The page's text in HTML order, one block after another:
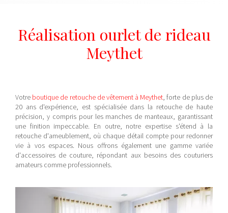
Réalisation ourlet de rideau
Meythet
Votre boutique de retouche de vêtement à Meythet, forte de plus de
20 ans d'expérience, est spécialisée dans la retouche de haute
précision, y compris pour les manches de manteaux, garantissant
une finition impeccable. En outre, notre expertise s'étend à la
retouche d'ameublement, où chaque détail compte pour redonner
vie à vos espaces. Nous offrons également une gamme variée
d'accessoires de couture, répondant aux besoins des couturiers
amateurs comme professionnels.